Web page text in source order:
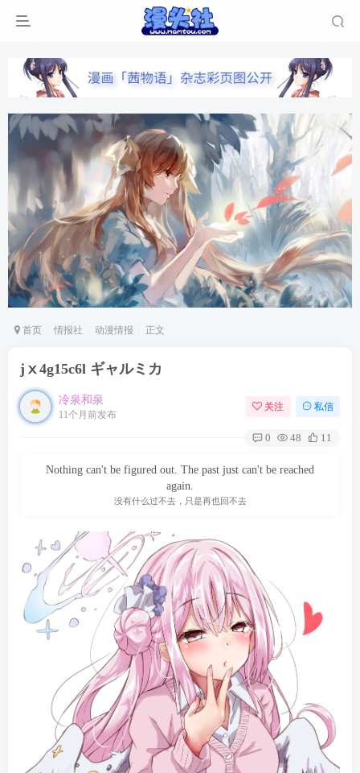
首页 情报社 动漫情报 正文
jⅹ4g15c6l ギャルミカ
冷泉和泉
11个月前发布
关注 私信
0 48 11
Nothing can't be figured out. The past just can't be reached
again.
没有什么过不去，只是再也回不去